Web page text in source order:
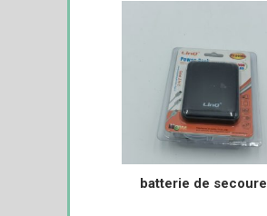
batterie de secoure